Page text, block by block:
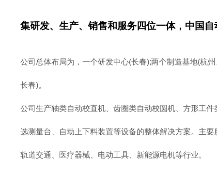
集研发、生产、销售和服务四位一体， 中国自
公司总体布局为，一个研发中心(长春);两个制造基地(杭
长春)。
公司生产轴类自动校直机、齿圈类自动校圆机、方形工
选测量台、自动上下料装置等设备的整体解决方案。主
轨道交通、医疗器械、电动工具、新能源电机等行业。